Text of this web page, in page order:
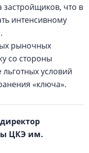
застройщиков, что в
интенсивному
рыночных
со стороны
льготных условий
«ключа».
ЦКЭ им.